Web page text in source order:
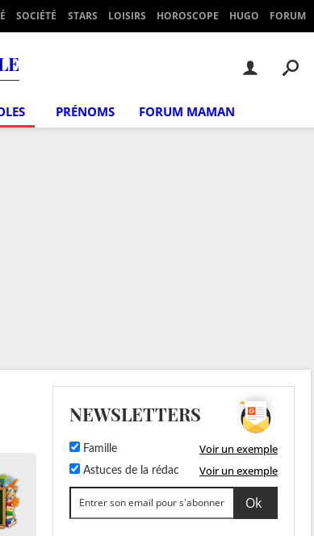
SOCIÉTÉ STARS LOISIRS HOROSCOPE HUGO FORUM
PRÉNOMS FORUM MAMAN
NEWSLETTERS
Famille Voir un exemple
Astuces de la rédac Voir un exemple